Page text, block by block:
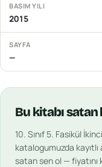
BASIM YILI
2015
SAYFA
—
Bu kitabısatan
10. Sınıf 5. Fasikül
katalogumuzda
satan sen ol — fiyatını